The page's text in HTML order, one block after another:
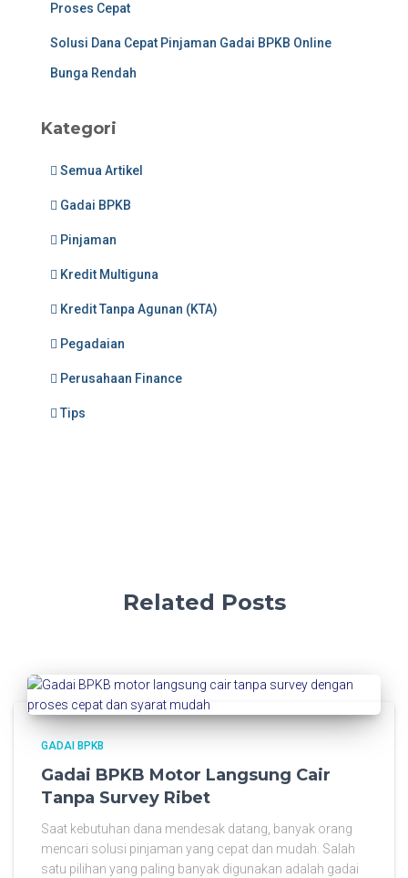
Proses Cepat
Solusi Dana Cepat Pinjaman Gadai BPKB Online
Bunga Rendah
Kategori
Semua Artikel
Gadai BPKB
Pinjaman
Kredit Multiguna
Kredit Tanpa Agunan (KTA)
Pegadaian
Perusahaan Finance
Tips
Related Posts
GADAI BPKB
Gadai BPKB Motor Langsung Cair
Tanpa Survey Ribet
Saat kebutuhan dana mendesak datang, banyak orang
mencari solusi pinjaman yang cepat dan mudah. Salah
satu pilihan yang paling banyak digunakan adalah gadai